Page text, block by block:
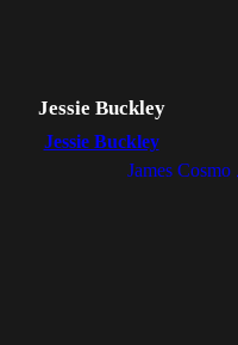
Jessie Buckley
Jessie Buckley